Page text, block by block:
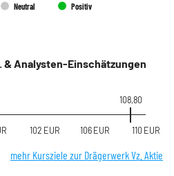
Neutral Positiv
& Analysten-Einschätzungen
108,80
102 EUR 106 EUR 110 EUR
mehr Kursziele zur Drägerwerk Vz. Aktie